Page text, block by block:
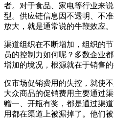
者。对于食品、家电等行业来
型。供应链信息因不透明、不
放大，就是通常说的牛鞭效应。
渠道组织在不断增加，组织的
员的控制力如何呢？多数企业
增加的境况，根源就在于销售的
仅市场促销费用的失控，就使
大众商品的促销费用主要通过
赠一、开瓶有奖，都是通过渠
用都在渠道上被漏掉了。他们